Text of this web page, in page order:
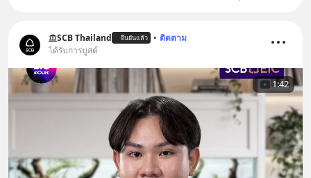
SCB Thailand ยืนยันแล้ว • ติดตาม
ได้รับการบูสต์
1:42